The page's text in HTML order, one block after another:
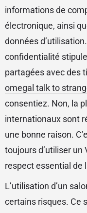
informations de
électronique, ainsi
données
confidentialité
partagées avec des
omegal talk to
consentiez. Non, la
internationaux sont
une bonne raison.
toujours d’utiliser un
respect essential de
L’utilisation d’un
certains risques. Ce